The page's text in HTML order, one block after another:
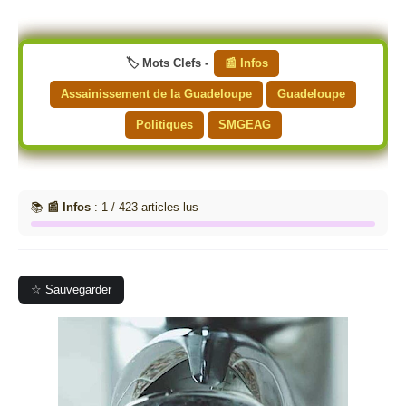
🏷️ Mots Clefs - 📰 Infos
Assainissement de la Guadeloupe Guadeloupe
Politiques SMGEAG
📚 📰 Infos : 1 / 423 articles lus
☆ Sauvegarder